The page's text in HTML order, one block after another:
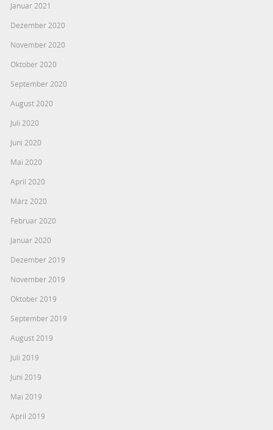
Januar 2021
Dezember 2020
November 2020
Oktober 2020
September 2020
August 2020
Juli 2020
Juni 2020
Mai 2020
April 2020
März 2020
Februar 2020
Januar 2020
Dezember 2019
November 2019
Oktober 2019
September 2019
August 2019
Juli 2019
Juni 2019
Mai 2019
April 2019